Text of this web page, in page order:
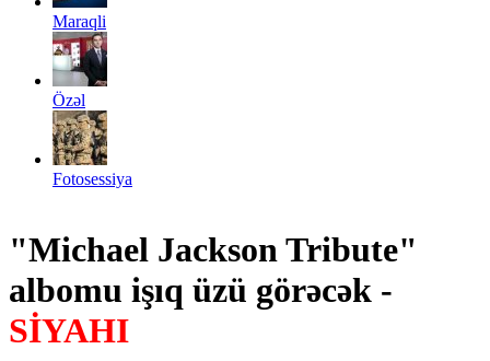
Maraqli
Özəl
Fotosessiya
"Michael Jackson Tribute"
albomu işıq üzü görəcək -
SİYAHI